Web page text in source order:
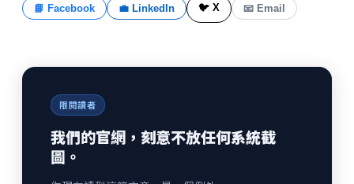
📘 Facebook 💼 LinkedIn 🐦 X 📧 Email
限閱讀者
我們的官網，刻意不放任何系統截
圖。